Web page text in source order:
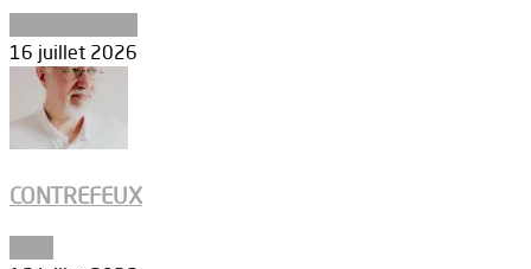
16 juillet 2026
CONTREFEUX